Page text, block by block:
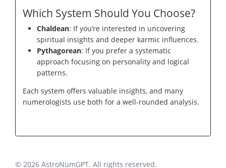
Which System Should You Choose?
Chaldean: If you’re interested in uncovering
spiritual insights and deeper karmic influences.
Pythagorean: If you prefer a systematic
approach focusing on personality and logical
patterns.
Each system offers valuable insights, and many
numerologists use both for a well-rounded analysis.
© 2026 AstroNumGPT. All rights reserved.